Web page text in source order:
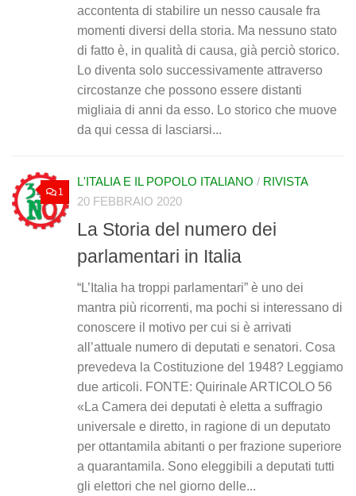
accontenta di stabilire un nesso causale fra
momenti diversi della storia. Ma nessuno stato
di fatto è, in qualità di causa, già perciò storico.
Lo diventa solo successivamente attraverso
circostanze che possono essere distanti
migliaia di anni da esso. Lo storico che muove
da qui cessa di lasciarsi...
1
L'ITALIA E IL POPOLO ITALIANO / RIVISTA
20 FEBBRAIO 2020
La Storia del numero dei
parlamentari in Italia
“L’Italia ha troppi parlamentari” è uno dei
mantra più ricorrenti, ma pochi si interessano di
conoscere il motivo per cui si è arrivati
all’attuale numero di deputati e senatori. Cosa
prevedeva la Costituzione del 1948? Leggiamo
due articoli. FONTE: Quirinale ARTICOLO 56
«La Camera dei deputati è eletta a suffragio
universale e diretto, in ragione di un deputato
per ottantamila abitanti o per frazione superiore
a quarantamila. Sono eleggibili a deputati tutti
gli elettori che nel giorno delle...